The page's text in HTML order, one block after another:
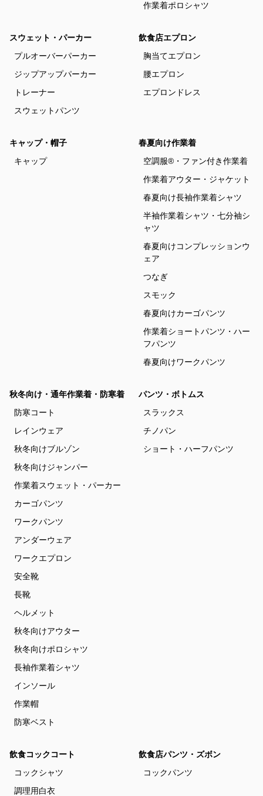
作業着ポロシャツ
スウェット・パーカー
プルオーバーパーカー
ジップアップパーカー
トレーナー
スウェットパンツ
飲食店エプロン
胸当てエプロン
腰エプロン
エプロンドレス
キャップ・帽子
キャップ
春夏向け作業着
空調服®・ファン付き作業着
作業着アウター・ジャケット
春夏向け長袖作業着シャツ
半袖作業着シャツ・七分袖シ
ャツ
春夏向けコンプレッションウ
ェア
つなぎ
スモック
春夏向けカーゴパンツ
作業着ショートパンツ・ハー
フパンツ
春夏向けワークパンツ
秋冬向け・通年作業着・防寒着
防寒コート
レインウェア
秋冬向けブルゾン
秋冬向けジャンパー
作業着スウェット・パーカー
カーゴパンツ
ワークパンツ
アンダーウェア
ワークエプロン
安全靴
長靴
ヘルメット
秋冬向けアウター
秋冬向けポロシャツ
長袖作業着シャツ
インソール
作業帽
防寒ベスト
パンツ・ボトムス
スラックス
チノパン
ショート・ハーフパンツ
飲食コックコート
コックシャツ
調理用白衣
飲食店パンツ・ズボン
コックパンツ